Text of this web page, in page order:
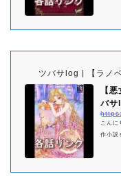
ツバサlog | 【ラノ
【
バサ
こんに
作小説